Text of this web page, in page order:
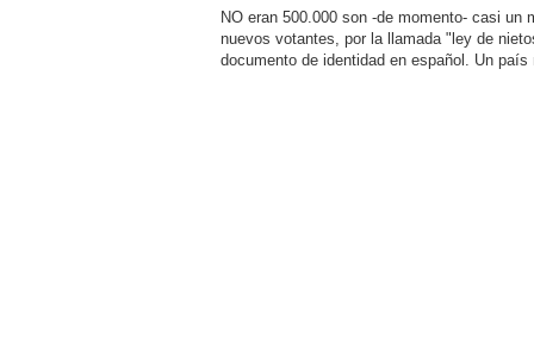
a
r
n
a
j
NO eran 500.000 son -de momento- casi un
nuevos votantes, por la llamada "ley de
documento de identidad en español. Un país